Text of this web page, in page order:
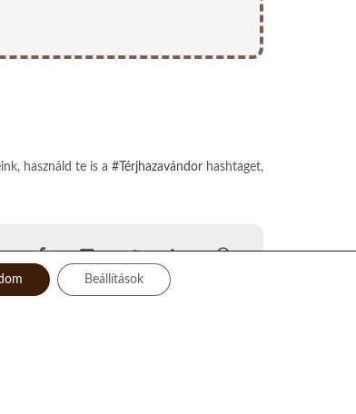
használd te is a #Térjhazavándor hashtaget,
FacebookInstagramTwitterLinkedIn
Beállítások